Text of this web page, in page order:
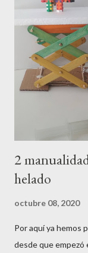
bandeja para
la botella, y lo
volteamos el
magia. Veréis
al mezclar los dos
que sujetar bien el
2
helado
octubre 08, 2020
Por aquí ya hemos
desde que empezó